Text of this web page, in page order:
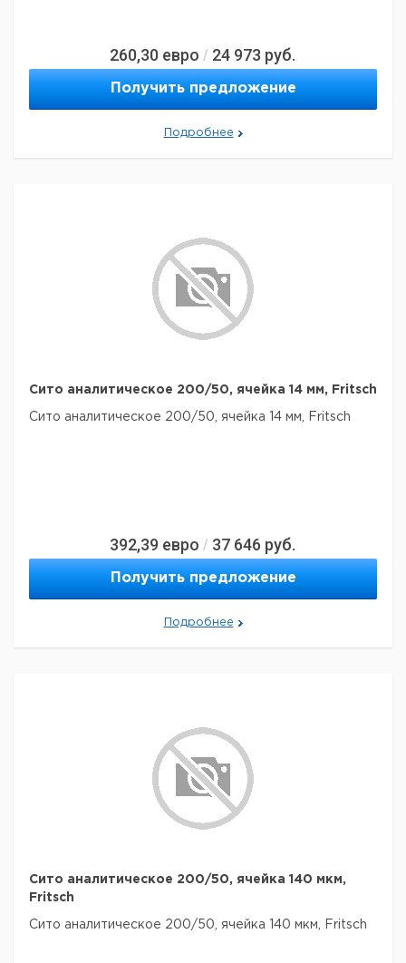
260,30 евро / 24 973 руб.
Получить предложение
Подробнее
Сито аналитическое 200/50, ячейка 14 мм, Fritsch
Сито аналитическое 200/50, ячейка 14 мм, Fritsch
392,39 евро / 37 646 руб.
Получить предложение
Подробнее
Сито аналитическое 200/50, ячейка 140 мкм,
Fritsch
Сито аналитическое 200/50, ячейка 140 мкм, Fritsch